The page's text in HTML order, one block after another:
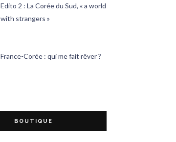
Edito 2 : La Corée du Sud, « a world
with strangers »
France-Corée : qui me fait rêver ?
BOUTIQUE